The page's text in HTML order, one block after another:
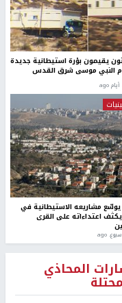
يقيمون بؤرة استيطانية جديدة
النبي موسى شرق القدس
يوسّع مشاريعه الاستيطانية في
اعتداءاته على القرى
المحاذي